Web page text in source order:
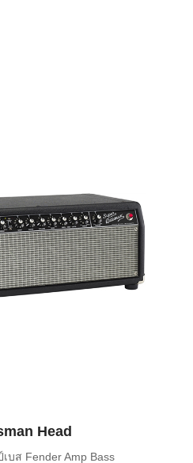
Head
บส Fender Amp Bass